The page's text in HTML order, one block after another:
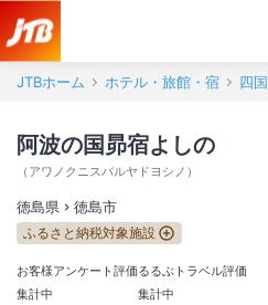
JTBホーム ホテル・旅館・宿 四国
阿波の国昴宿よしの
（ アワノクニスバルヤドヨシノ ）
徳島県 徳島市
ふるさと納税対象施設
お客様アンケート評価
集計中
るるぶトラベル評価
集計中